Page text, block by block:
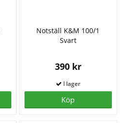
Notställ K&M 100/1
Svart
390 kr
Köp